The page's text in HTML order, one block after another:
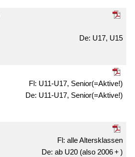
U17, U15
U11-U17, Senior(=Aktive!)
U11-U17, Senior(=Aktive!)
alle Alters­klassen
ab U20 (also 2006 + )